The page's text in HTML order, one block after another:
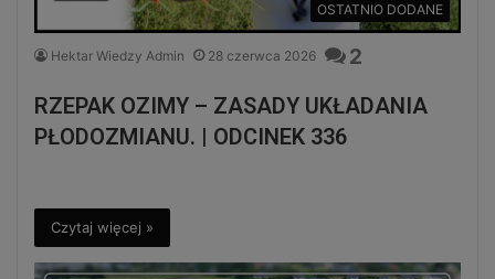
OSTATNIO DODANE
Hektar Wiedzy Admin 28 czerwca 2026 2
RZEPAK OZIMY – ZASADY UKŁADANIA
PŁODOZMIANU. | ODCINEK 336
Czytaj więcej »